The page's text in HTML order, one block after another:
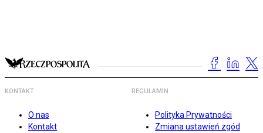
KONTAKT
O nas
Kontakt
REGULAMIN
Polityka Prywatności
Zmiana ustawień zgód